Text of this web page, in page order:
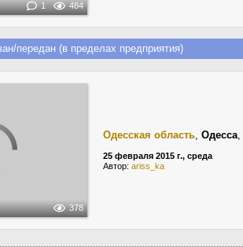
1 484
передан (в пределах предприятия)
378
Одесская область, Одесса,
25 февраля 2015 г., среда
Автор: ariss_ka